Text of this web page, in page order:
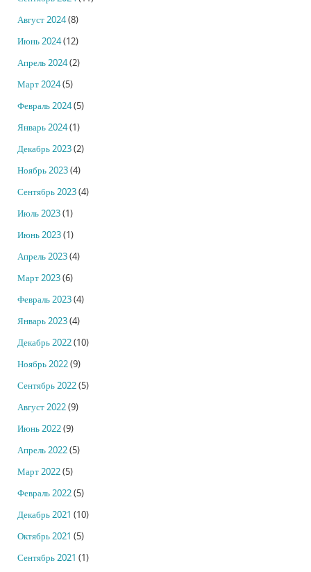
Август 2024(8)
Июнь 2024(12)
Апрель 2024(2)
Март 2024(5)
Февраль 2024(5)
Январь 2024(1)
Декабрь 2023(2)
Ноябрь 2023(4)
Сентябрь 2023(4)
Июль 2023(1)
Июнь 2023(1)
Апрель 2023(4)
Март 2023(6)
Февраль 2023(4)
Январь 2023(4)
Декабрь 2022(10)
Ноябрь 2022(9)
Сентябрь 2022(5)
Август 2022(9)
Июнь 2022(9)
Апрель 2022(5)
Март 2022(5)
Февраль 2022(5)
Декабрь 2021 (10)
Октябрь 2021 (5)
Сентябрь 2021 (1)